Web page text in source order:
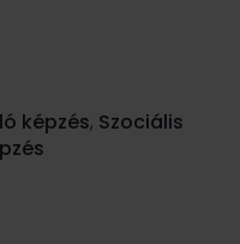
képzés, Szociális